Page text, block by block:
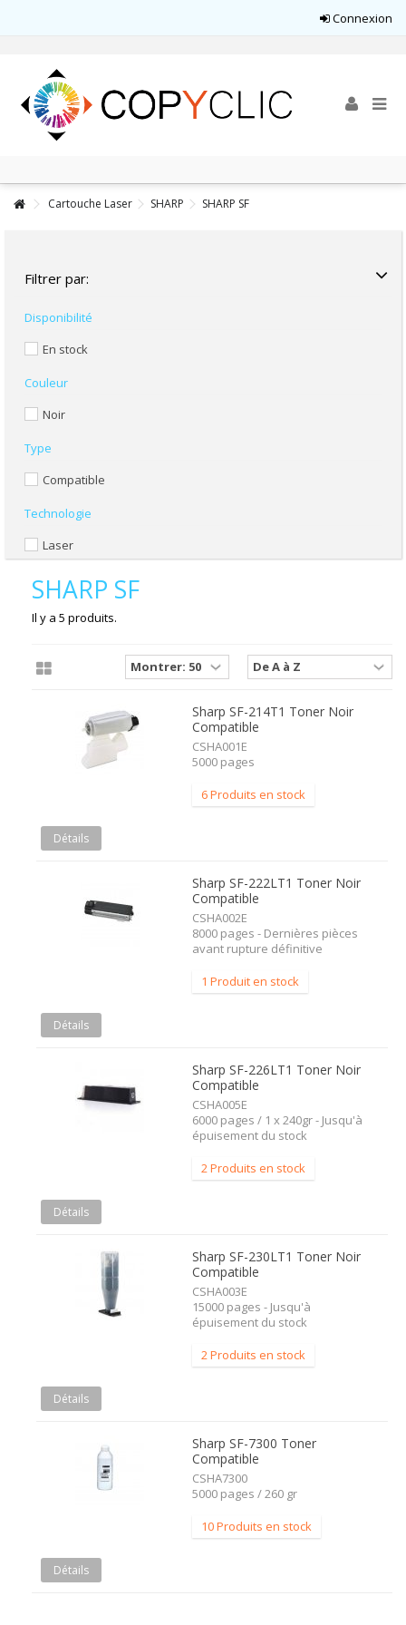
Connexion
Cartouche Laser SHARP SHARP SF
Filtrer par:
Disponibilité
En stock
Couleur
Noir
Type
Compatible
Technologie
Laser
SHARP SF
Il y a 5 produits.
Sharp SF-214T1 Toner Noir
Compatible
CSHA001E
5000 pages
6 Produits en stock
Détails
Sharp SF-222LT1 Toner Noir
Compatible
CSHA002E
8000 pages - Dernières pièces
avant rupture définitive
1 Produit en stock
Détails
Sharp SF-226LT1 Toner Noir
Compatible
CSHA005E
6000 pages / 1 x 240gr - Jusqu'à
épuisement du stock
2 Produits en stock
Détails
Sharp SF-230LT1 Toner Noir
Compatible
CSHA003E
15000 pages - Jusqu'à
épuisement du stock
2 Produits en stock
Détails
Sharp SF-7300 Toner
Compatible
CSHA7300
5000 pages / 260 gr
10 Produits en stock
Détails